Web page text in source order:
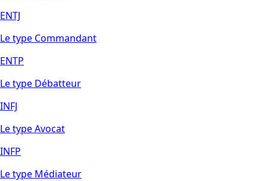
ENTJ
Le type Commandant
ENTP
Le type Débatteur
INFJ
Le type Avocat
INFP
Le type Médiateur